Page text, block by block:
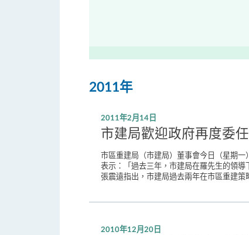
2011年
2011年2月14日
市建局歡迎政府再度委
市區重建局（市建局）董事會今日（星期
表示：「過去三年，市建局在羅先生的領
張震遠指出，市建局過去兩年在市區重建
2010年12月20日